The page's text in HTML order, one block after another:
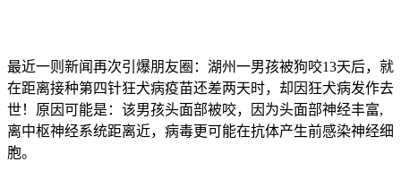
最近一则新闻再次引爆朋友圈：湖州一男孩被狗咬13天后，就
在距离接种第四针狂犬病疫苗还差两天时，却因狂犬病发作去
世！原因可能是：该男孩头面部被咬，因为头面部神经丰富,
离中枢神经系统距离近，病毒更可能在抗体产生前感染神经细
胞。